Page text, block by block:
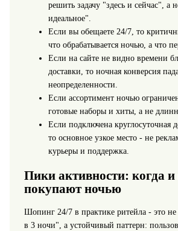
решить задачу "здесь и сейчас", а
идеальное".
Если вы обещаете 24/7, то
что обрабатывается ночью, а что
Если на сайте не видно времени
доставки, то ночная конверсия
неопределенности.
Если ассортимент ночью
готовые наборы и хиты, а не
Если подключена круглосуточная
то основное узкое место - не
курьеры и поддержка.
Пики активности: когда и
покупают ночью
Шопинг 24/7 в практике ритейла - это
в 3 ночи", а устойчивый паттерн: